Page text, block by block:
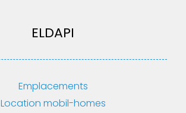
ELDAPI
Emplacements
Location mobil-homes